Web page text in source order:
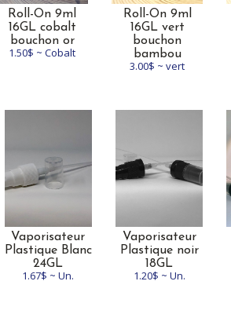
Roll-On 9ml
16GL cobalt
bouchon or
1.50$ ~ Cobalt
Roll-On 9ml
16GL vert
bouchon
bambou
3.00$ ~ vert
Vaporisateur
Plastique Blanc
24GL
1.67$ ~ Un.
Vaporisateur
Plastique noir
18GL
1.20$ ~ Un.